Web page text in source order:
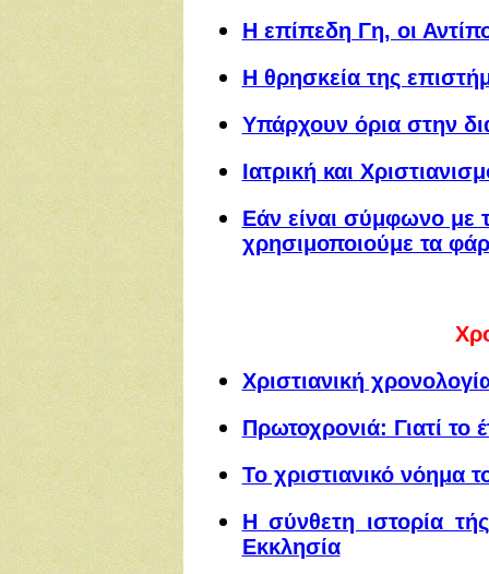
Η επίπεδη Γη, οι
Η θρησκεία της
Υπάρχουν όρια στην
Ιατρική και
Εάν είναι σύμφωνο με
χρησιμοποιούμε τα
Χριστιανική
Πρωτοχρονιά: Γιατί το
Το χριστιανικό νόημα
Η σύνθετη ιστορία
Εκκλησία